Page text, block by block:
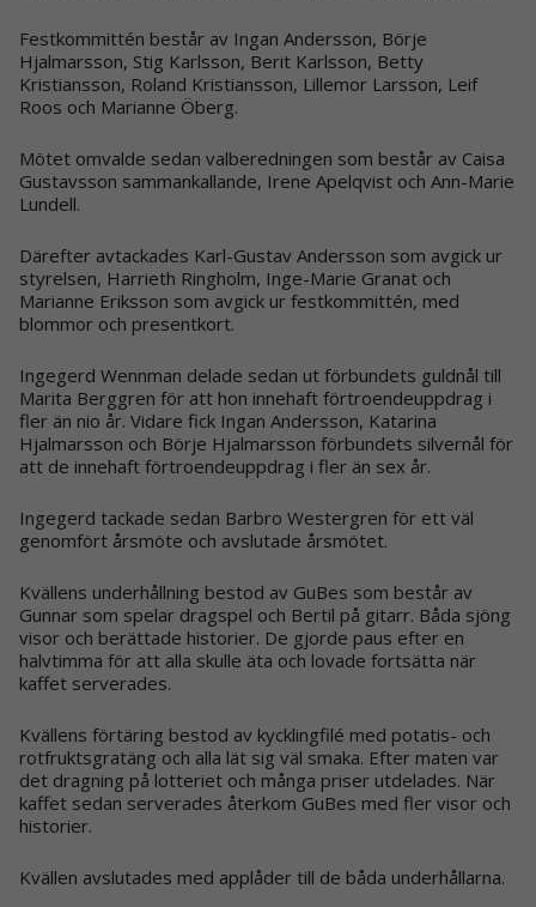
Festkommittén består av Ingan Andersson, Börje
Hjalmarsson, Stig Karlsson, Berit Karlsson, Betty
Kristiansson, Roland Kristiansson, Lillemor Larsson, Leif
Roos och Marianne Öberg.
Mötet omvalde sedan valberedningen som består av Caisa
Gustavsson sammankallande, Irene Apelqvist och Ann-Marie
Lundell.
Därefter avtackades Karl-Gustav Andersson som avgick ur
styrelsen, Harrieth Ringholm, Inge-Marie Granat och
Marianne Eriksson som avgick ur festkommittén, med
blommor och presentkort.
Ingegerd Wennman delade sedan ut förbundets guldnål till
Marita Berggren för att hon innehaft förtroendeuppdrag i
fler än nio år. Vidare fick Ingan Andersson, Katarina
Hjalmarsson och Börje Hjalmarsson förbundets silvernål för
att de innehaft förtroendeuppdrag i fler än sex år.
Ingegerd tackade sedan Barbro Westergren för ett väl
genomfört årsmöte och avslutade årsmötet.
Kvällens underhållning bestod av GuBes som består av
Gunnar som spelar dragspel och Bertil på gitarr. Båda sjöng
visor och berättade historier. De gjorde paus efter en
halvtimma för att alla skulle äta och lovade fortsätta när
kaffet serverades.
Kvällens förtäring bestod av kycklingfilé med potatis- och
rotfruktsgratäng och alla lät sig väl smaka. Efter maten var
det dragning på lotteriet och många priser utdelades. När
kaffet sedan serverades återkom GuBes med fler visor och
historier.
Kvällen avslutades med applåder till de båda underhållarna.